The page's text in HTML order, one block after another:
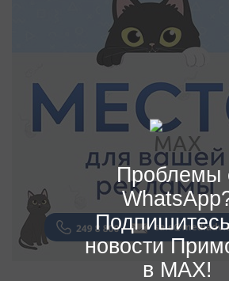
Проблемы
новости
в MAX!